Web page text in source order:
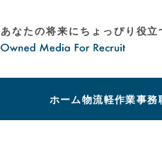
あなたの将来にちょっぴり役立
ホーム物流軽作業事務